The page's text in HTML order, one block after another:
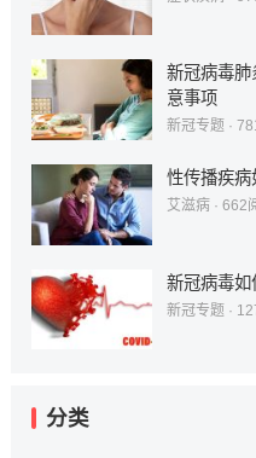
新冠病毒肺
意事项
新冠专题 ·
性传播疾病
艾滋病· 662
新冠病毒如
新冠专题·
分类